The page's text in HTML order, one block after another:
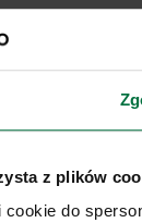
z plików
do